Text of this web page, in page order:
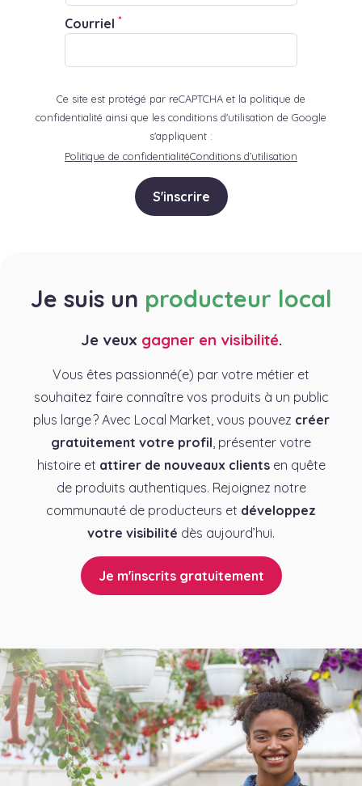
Courriel *
Ce site est protégé par reCAPTCHA et la politique de
confidentialité ainsi que les conditions d'utilisation de Google
s'appliquent :
Politique de confidentialitéConditions d’utilisation
S'inscrire
Je suis un producteur local
Je veux gagner en visibilité.
Vous êtes passionné(e) par votre métier et
souhaitez faire connaître vos produits à un public
plus large ? Avec Local Market, vous pouvez créer
gratuitement votre profil , présenter votre
histoire et attirer de nouveaux clientsen quête
de produits authentiques. Rejoignez notre
communauté de producteurs et développez
votre visibilité dès aujourd’hui.
Je m'inscrits gratuitement